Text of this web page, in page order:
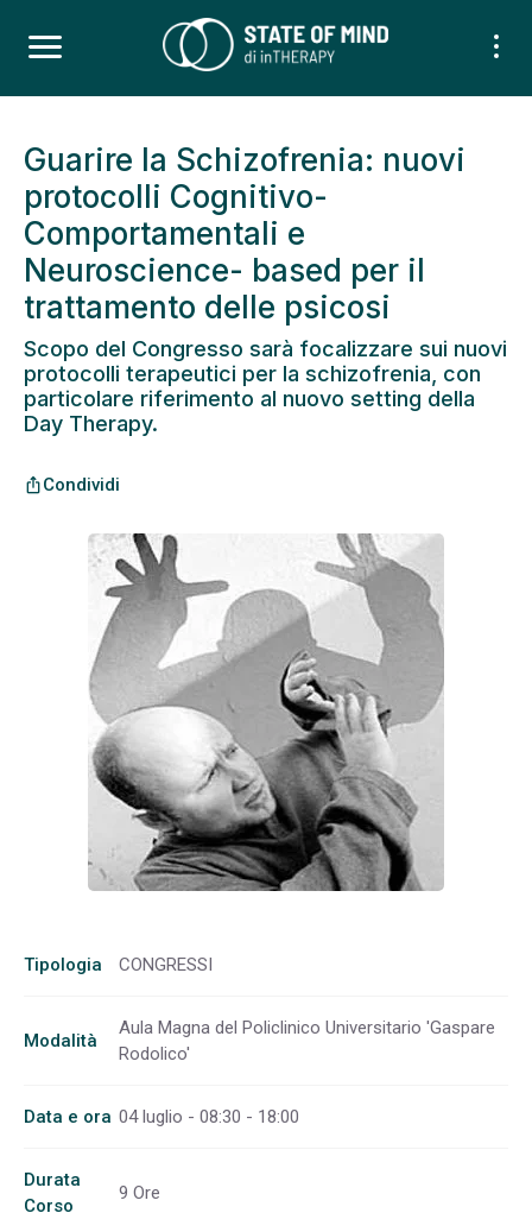
Guarire la Schizofrenia: nuovi
protocolli Cognitivo-
Comportamentali e
Neuroscience- based per il
trattamento delle psicosi
Scopo del Congresso sarà focalizzare sui nuovi
protocolli terapeutici per la schizofrenia, con
particolare riferimento al nuovo setting della
Day Therapy.
ios_shareCondividi
Tipologia CONGRESSI
Modalità
Aula Magna del Policlinico Universitario 'Gaspare
Rodolico'
Data e ora 04 luglio - 08:30 - 18:00
Durata
Corso
9 Ore